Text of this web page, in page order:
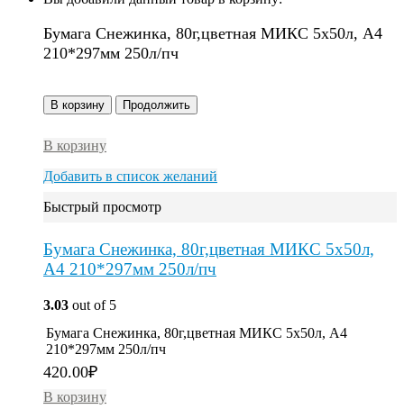
Бумага Снежинка, 80г,цветная МИКС 5х50л, A4
210*297мм 250л/пч
В корзину Продолжить
В корзину
Добавить в список желаний
Быстрый просмотр
Бумага Снежинка, 80г,цветная МИКС 5х50л,
A4 210*297мм 250л/пч
3.03 out of 5
Бумага Снежинка, 80г,цветная МИКС 5х50л, A4
210*297мм 250л/пч
420.00₽
В корзину